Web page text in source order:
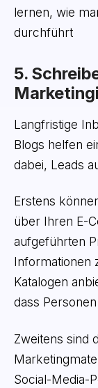
lernen, wie
durchführt
5.
Langfristige
Blogs helfen
dabei, Leads
Erstens
über Ihren E-
aufgeführten
Informationen
Katalogen
dass
Zweitens sind
Social-Media-